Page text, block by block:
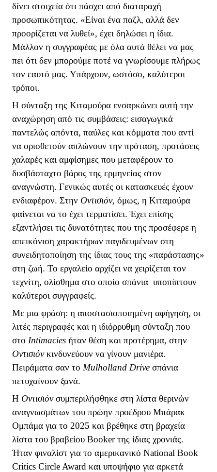
δίνει στοιχεία ότι πάσχει από διαταραχή
προσωπικότητας. «Είναι ένα παζλ, αλλά δεν
προορίζεται να λυθεί», έχει δηλώσει η ίδια.
Μάλλον η συγγραφέας με όλα αυτά θέλει να μας
πει ότι δεν μπορούμε ποτέ να γνωρίσουμε πλήρως
τον εαυτό μας. Υπάρχουν, ωστόσο, καλύτεροι
τρόποι.
Η σύνταξη της Κιταμούρα ενσαρκώνει αυτή την
αναχώρηση από τις συμβάσεις: εισαγωγικά
παντελώς απόντα, παύλες και κόμματα που αντί
να οριοθετούν απλώνουν την πρόταση, προτάσεις
χαλαρές και αμφίσημες που μεταφέρουν το
δυσβάσταχτο βάρος της ερμηνείας στον
αναγνώστη. Γενικώς αυτές οι κατασκευές έχουν
ενδιαφέρον. Στην Οντισιόν, όμως, η Κιταμούρα
φαίνεται να το έχει τερματίσει. Έχει επίσης
εξαντλήσει τις δυνατότητες που της προσέφερε η
απεικόνιση χαρακτήρων παγιδευμένων στη
συνειδητοποίηση της ίδιας τους της «παράστασης»
στη ζωή. Το εργαλείο αρχίζει να χειρίζεται τον
τεχνίτη, ολίσθημα στο οποίο σπάνια υποπίπτουν
καλύτεροι συγγραφείς.
Με μια φράση: η αποστασιοποιημένη αφήγηση, οι
λιτές περιγραφές και η ιδιόρρυθμη σύνταξη που
στο Intimacies ήταν θέση και προτέρημα, στην
Οντισιόνκινδυνεύουν να γίνουν μανιέρα.
Πειράματα σαν το Mulholland Drive σπάνια
πετυχαίνουν ξανά.
Η Οντισιόνσυμπεριλήφθηκε στη λίστα θερινών
αναγνωσμάτων του πρώην προέδρου Μπάρακ
Ομπάμα για το 2025 και βρέθηκε στη βραχεία
λίστα του βραβείου Bookerτης ίδιας χρονιάς.
Ήταν φιναλίστ για το αμερικανικό National Book
Critics Circle Award και υποψήφιο για αρκετά